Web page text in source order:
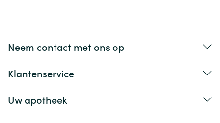
Neem contact met ons op
Klantenservice
Uw apotheek